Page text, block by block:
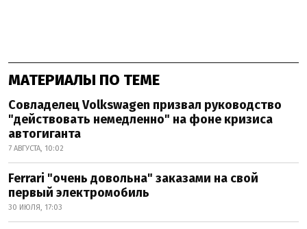
МАТЕРИАЛЫ ПО ТЕМЕ
Совладелец Volkswagen призвал руководство
"действовать немедленно" на фоне кризиса
автогиганта
7 АВГУСТА, 10:02
Ferrari "очень довольна" заказами на свой
первый электромобиль
30 ИЮЛЯ, 17:03